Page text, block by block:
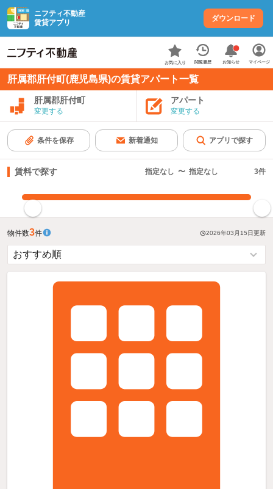
ニフティ不動産
賃貸アプリ
ダウンロード
お気に入り 閲覧履歴 お知らせ マイページ
肝属郡肝付町(鹿児島県)の賃貸アパート一覧
肝属郡肝付町
変更する
アパート
変更する
条件を保存 新着通知 アプリで探す
賃料で探す 指定なし 〜 指定なし 3件
物件数3件 2026年03月15日更新